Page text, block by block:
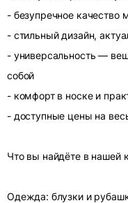
- безупречное качество
- стильный дизайн,
- универсальность —
собой
- комфорт в носке и
- доступные цены на
Что вы найдёте в нашей
Одежда: блузки и